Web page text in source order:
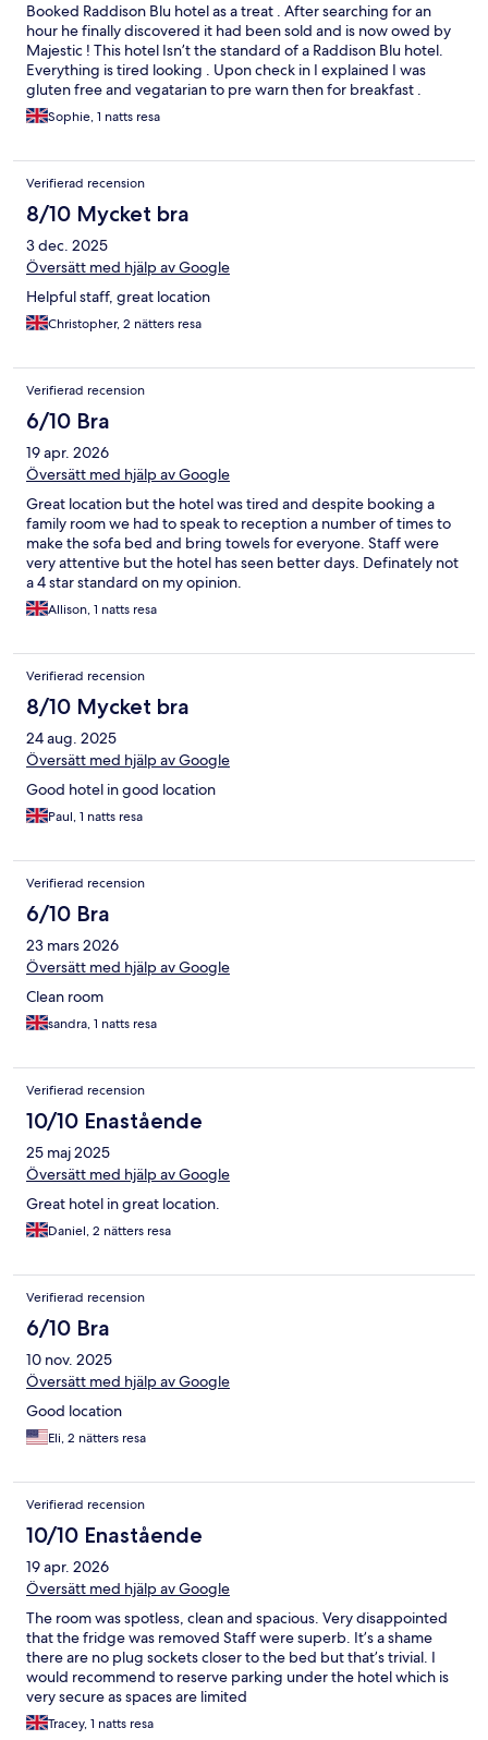
Booked Raddison Blu hotel as a treat . After searching for an
hour he finally discovered it had been sold and is now owed by
Majestic ! This hotel Isn’t the standard of a Raddison Blu hotel.
Everything is tired looking . Upon check in I explained I was
gluten free and vegatarian to pre warn then for breakfast .
Waste of time as no veggie sausages and no gluten free cereal,
bread etc. would Never stay there again as premier inn has far
Sophie, 1 natts resa
Verifierad recension
8/10 Mycket bra
3 dec. 2025
Översätt med hjälp av Google
Helpful staff, great location
Christopher, 2 nätters resa
Verifierad recension
6/10 Bra
19 apr. 2026
Översätt med hjälp av Google
Great location but the hotel was tired and despite booking a
family room we had to speak to reception a number of times to
make the sofa bed and bring towels for everyone. Staff were
very attentive but the hotel has seen better days. Definately not
a 4 star standard on my opinion.
Allison, 1 natts resa
Verifierad recension
8/10 Mycket bra
24 aug. 2025
Översätt med hjälp av Google
Good hotel in good location
Paul, 1 natts resa
Verifierad recension
6/10 Bra
23 mars 2026
Översätt med hjälp av Google
Clean room
sandra, 1 natts resa
Verifierad recension
10/10 Enastående
25 maj 2025
Översätt med hjälp av Google
Great hotel in great location.
Daniel, 2 nätters resa
Verifierad recension
6/10 Bra
10 nov. 2025
Översätt med hjälp av Google
Good location
Eli, 2 nätters resa
Verifierad recension
10/10 Enastående
19 apr. 2026
Översätt med hjälp av Google
The room was spotless, clean and spacious. Very disappointed
that the fridge was removed Staff were superb. It’s a shame
there are no plug sockets closer to the bed but that’s trivial. I
would recommend to reserve parking under the hotel which is
very secure as spaces are limited
Tracey, 1 natts resa